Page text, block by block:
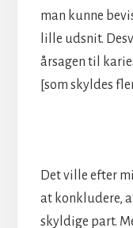
man kunne
lille udsnit.
årsagen til
[som skyldes
Det ville efter
at konkludere,
skyldige part.